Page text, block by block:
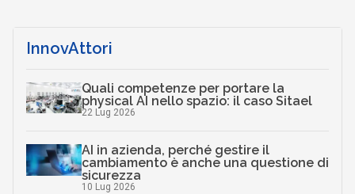
InnovAttori
Quali competenze per portare la
physical AI nello spazio: il caso Sitael
22 Lug 2026
AI in azienda, perché gestire il
cambiamento è anche una questione di
sicurezza
10 Lug 2026